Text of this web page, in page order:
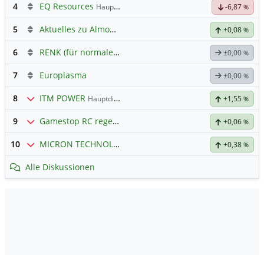
4 EQ Resources Hauptdiskussion -6,87 %
5 Aktuelles zu Almonty Industries +0,08 %
6 RENK (für normale, sachliche Kommunikation!) ±0,00 %
7 Europlasma ±0,00 %
8 ITM POWER Hauptdiskussion +1,55 %
9 Gamestop RC regelt ✌️ +0,06 %
10 MICRON TECHNOLOGY +0,38 %
Alle Diskussionen